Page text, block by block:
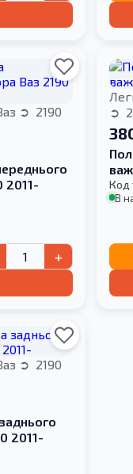
2190
2011-
+
Код
В
2190
2011-